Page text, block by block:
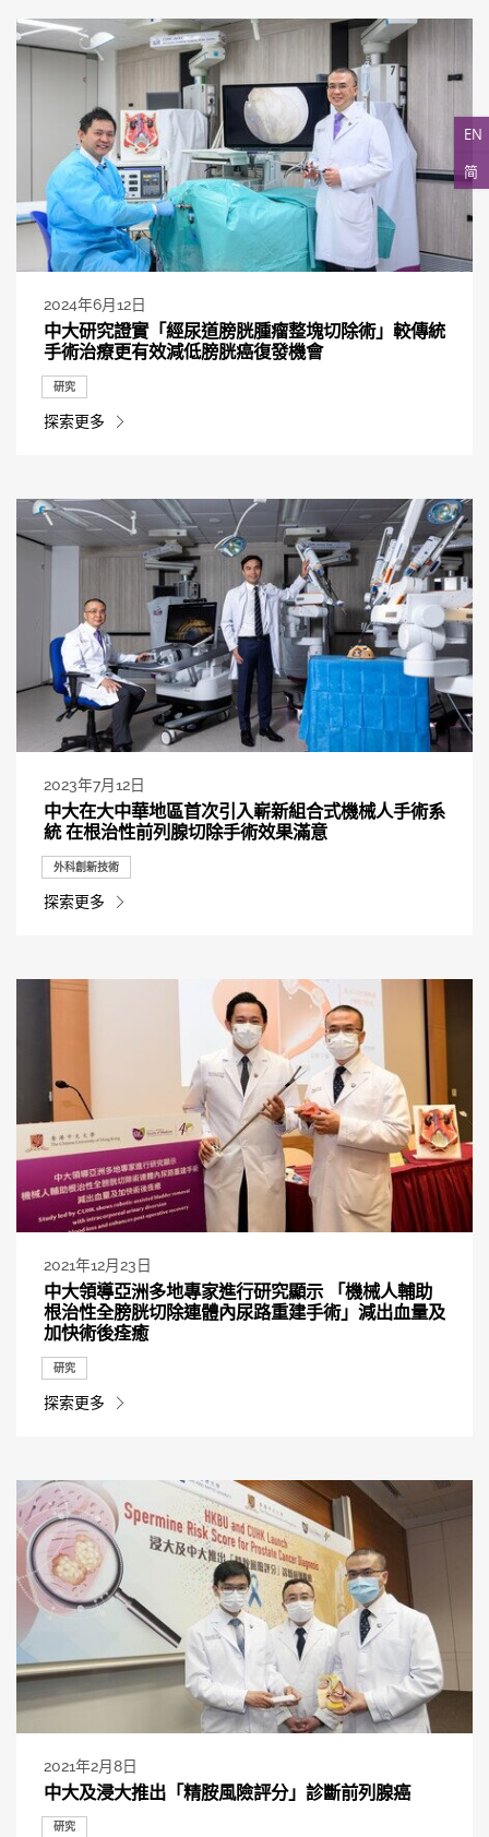
EN
简
2024年6月12日
中大研究證實「經尿道膀胱腫瘤整塊切除術」較傳統
手術治療更有效減低膀胱癌復發機會
研究
探索更多
2023年7月12日
中大在大中華地區首次引入嶄新組合式機械人手術系
統 在根治性前列腺切除手術效果滿意
外科創新技術
探索更多
2021年12月23日
中大領導亞洲多地專家進行研究顯示 「機械人輔助
根治性全膀胱切除連體內尿路重建手術」減出血量及
加快術後痊癒
研究
探索更多
2021年2月8日
中大及浸大推出「精胺風險評分」診斷前列腺癌
研究